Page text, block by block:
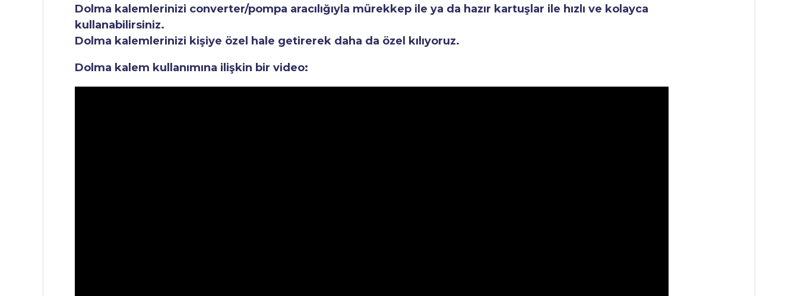
Dolma kalemlerinizi converter/pompa aracılığıyla mürekkep ile ya da hazır kartuşlar ile hızlı ve kolayca
kullanabilirsiniz.
Dolma kalemlerinizi kişiye özel hale getirerek daha da özel kılıyoruz.
Dolma kalem kullanımına ilişkin bir video: